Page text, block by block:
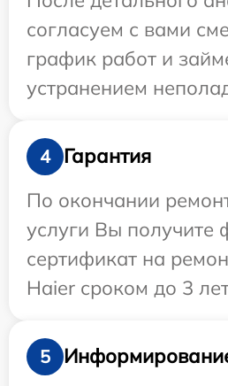
согласуем с вами
график работ и
устранением
4
Гарантия
По окончании
услуги Вы получите
сертификат на
Haier сроком до 3
5